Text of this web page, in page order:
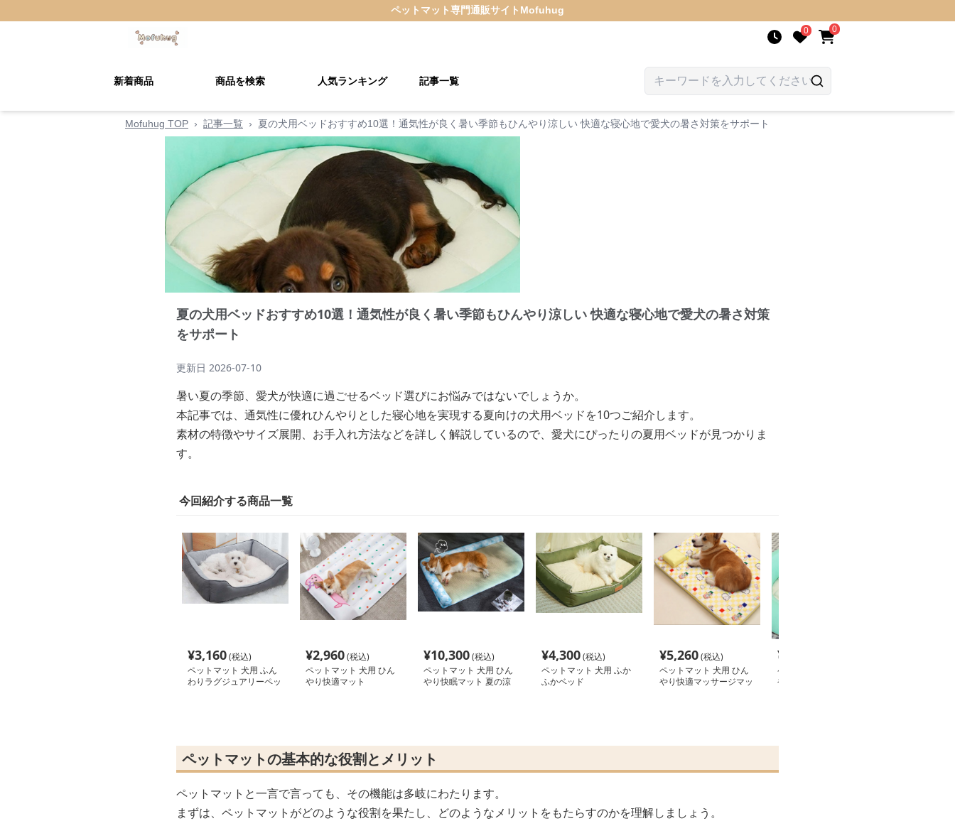
ペットマット専門通販サイト Mofuhug
0 0
新着商品 商品を検索 人気ランキング 記事一覧
Mofuhug TOP › 記事一覧 › 夏の犬用ベッドおすすめ10選！通気性が良く暑い季節もひんやり涼しい 快適な寝心地で愛犬の暑さ対策をサポート
夏の犬用ベッドおすすめ10選！通気性が良く暑い季節もひんやり涼しい 快適な寝心地で愛犬の暑さ対策
をサポート
更新日 2026-07-10
暑い夏の季節、愛犬が快適に過ごせるベッド選びにお悩みではないでしょうか。
本記事では、通気性に優れひんやりとした寝心地を実現する夏向けの犬用ベッドを10つご紹介します。
素材の特徴やサイズ展開、お手入れ方法などを詳しく解説しているので、愛犬にぴったりの夏用ベッドが見つかりま
す。
今回紹介する商品一覧
¥3,160(税込)
ペットマット 犬用 ふん
わりラグジュアリーペッ
¥2,960(税込)
ペットマット 犬用 ひん
やり快適マット
¥10,300(税込)
ペットマット 犬用 ひん
やり快眠マット 夏の涼
¥4,300(税込)
ペットマット 犬用 ふか
ふかベッド
¥5,260(税込)
ペットマット 犬用 ひん
やり快適マッサージマッ
¥
ペットマット 犬用 ひん
やりドーナツベッド
ペットマットの基本的な役割とメリット
ペットマットと一言で言っても、その機能は多岐にわたります。
まずは、ペットマットがどのような役割を果たし、どのようなメリットをもたらすのかを理解しましょう。